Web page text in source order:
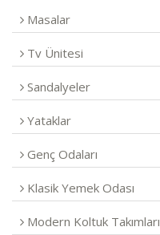
Masalar
Tv Ünitesi
Sandalyeler
Yataklar
Genç Odaları
Klasik Yemek Odası
Modern Koltuk Takımları